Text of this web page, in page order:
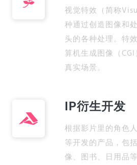
视觉特效（简称
种通过创造图像和
头的各种处理。特
算机生成图像（
真实场景。
IP衍生开发
根据影片里的角色
等开发的产品，包
像、图书、日用品